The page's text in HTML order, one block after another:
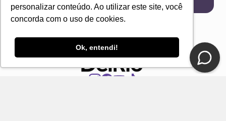
personalizar conteúdo. Ao utilizar este site, você
concorda com o uso de cookies.
Ok, entendi!